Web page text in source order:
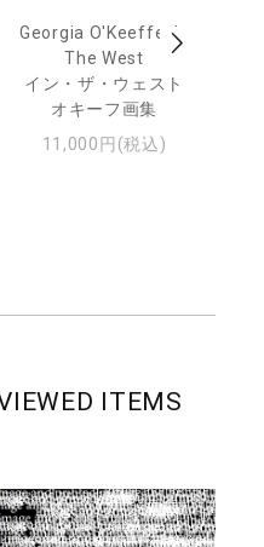
Georgia O'Keeffe: In
The West
イン・ザ・ウェスト
オキーフ画集
11,000円(税込)
ITEMS